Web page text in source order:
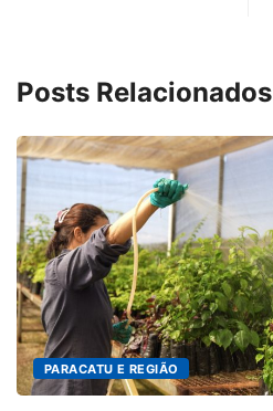
Posts Relacionados